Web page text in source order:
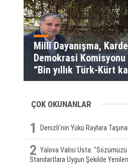
Millî Dayanışma,
Demokrasi Komisyonu
“Bin yıllık Türk-Kürt
slogan değil, bu
ÇOK OKUNANLAR
1 Denizli'nin Yükü Raylara
2 Yalova Valisi Usta: "Sözümüzü
Standartlara Uygun Şekilde